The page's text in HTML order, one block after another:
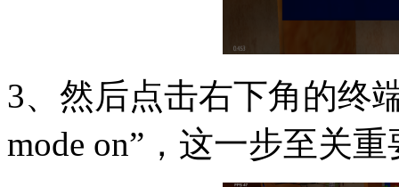
3、然后点击右下角的终
mode on”，这一步至关